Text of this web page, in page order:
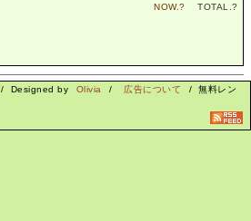
NOW.? TOTAL.?
/ Designed by Olivia / 広告について
/ 無料レン